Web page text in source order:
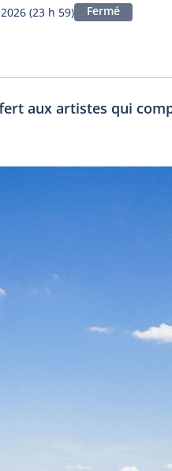
(23 h 59) Fermé
aux artistes qui